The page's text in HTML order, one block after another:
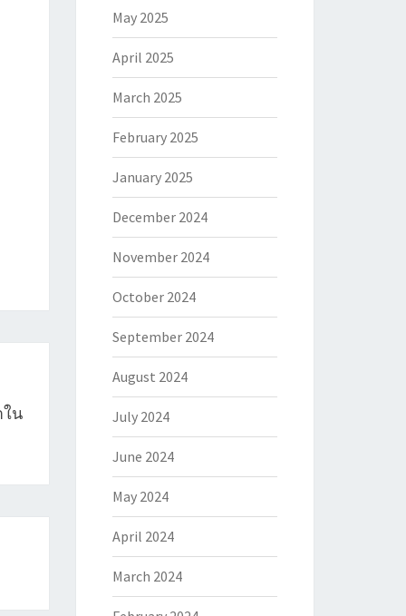
น
May 2025
April 2025
March 2025
February 2025
January 2025
December 2024
November 2024
October 2024
September 2024
August 2024
July 2024
June 2024
May 2024
April 2024
March 2024